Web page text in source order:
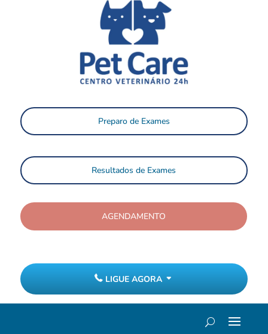
Preparo de Exames
Resultados de Exames
AGENDAMENTO
LIGUE AGORA